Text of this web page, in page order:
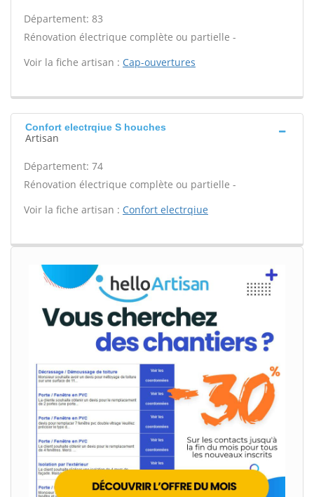
Département: 83
Rénovation électrique complète ou partielle -
Voir la fiche artisan : Cap-ouvertures
Confort electrqiue S houches
Artisan
Département: 74
Rénovation électrique complète ou partielle -
Voir la fiche artisan : Confort electrqiue